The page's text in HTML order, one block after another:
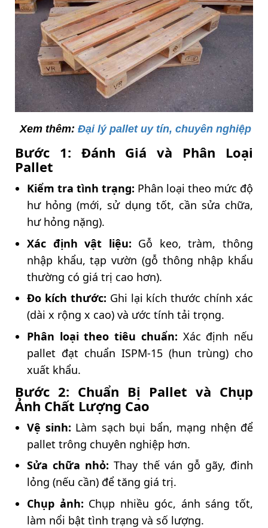
Xem thêm: Đại lý pallet uy tín, chuyên nghiệp
Bước 1: Đánh Giá và Phân Loại
Pallet
Kiểm tra tình trạng: Phân loại theo mức độ
hư hỏng (mới, sử dụng tốt, cần sửa chữa,
hư hỏng nặng).
Xác định vật liệu: Gỗ keo, tràm, thông
nhập khẩu, tạp vườn (gỗ thông nhập khẩu
thường có giá trị cao hơn).
Đo kích thước: Ghi lại kích thước chính xác
(dài x rộng x cao) và ước tính tải trọng.
Phân loại theo tiêu chuẩn: Xác định nếu
pallet đạt chuẩn ISPM-15 (hun trùng) cho
xuất khẩu.
Bước 2: Chuẩn Bị Pallet và Chụp
Ảnh Chất Lượng Cao
Vệ sinh: Làm sạch bụi bẩn, mạng nhện để
pallet trông chuyên nghiệp hơn.
Sửa chữa nhỏ: Thay thế ván gỗ gãy, đinh
lỏng (nếu cần) để tăng giá trị.
Chụp ảnh: Chụp nhiều góc, ánh sáng tốt,
làm nổi bật tình trạng và số lượng.